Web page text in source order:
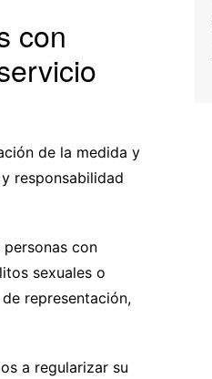
con
de la medida y
responsabilidad
con
sexuales o
representación,
a regularizar su